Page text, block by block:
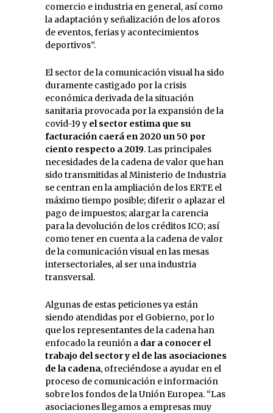
comercio e industria en general, así como
la adaptación y señalización de los aforos
de eventos, ferias y acontecimientos
deportivos”.
El sector de la comunicación visual ha sido
duramente castigado por la crisis
económica derivada de la situación
sanitaria provocada por la expansión de la
covid-19 y el sector estima que su
facturación caerá en 2020 un 50 por
ciento respecto a 2019. Las principales
necesidades de la cadena de valor que han
sido transmitidas al Ministerio de Industria
se centran en la ampliación de los ERTE el
máximo tiempo posible; diferir o aplazar el
pago de impuestos; alargar la carencia
para la devolución de los créditos ICO; así
como tener en cuenta a la cadena de valor
de la comunicación visual en las mesas
intersectoriales, al ser una industria
transversal.
Algunas de estas peticiones ya están
siendo atendidas por el Gobierno, por lo
que los representantes de la cadena han
enfocado la reunión a dar a conocer el
trabajo del sector y el de las asociaciones
de la cadena, ofreciéndose a ayudar en el
proceso de comunicación e información
sobre los fondos de la Unión Europea. “Las
asociaciones llegamos a empresas muy